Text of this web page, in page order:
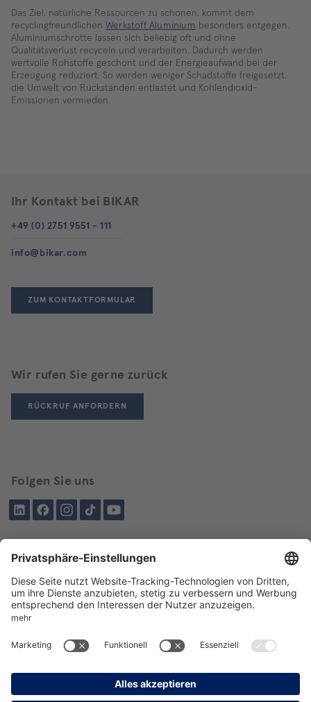
Das Ziel, natürliche Ressourcen zu schonen, kommt dem
recyclingfreundlichen Werkstoff Aluminium besonders entgegen.
Aluminiumschrotte lassen sich beliebig oft und ohne
Qualitätsverlust recyceln und verarbeiten. Dadurch werden
wertvolle Rohstoffe geschont und der Energieaufwand bei der
Erzeugung reduziert. So werden weniger Schadstoffe freigesetzt,
die Umwelt von Rückständen entlastet und Kohlendioxid-
Emissionen vermieden.
Ihr Kontakt bei BIKAR
+49 (0) 2751 9551 - 111
info@bikar.com
ZUM KONTAKTFORMULAR
Wir rufen Sie gerne zurück
RÜCKRUF ANFORDERN
Folgen Sie uns
LinkedInFacebookInstagramTiktokYouTube
Schon besucht?
Über BIKAR
LIEFERPROGRAMM
DE EN AGB AEB Datenschutz Impressum